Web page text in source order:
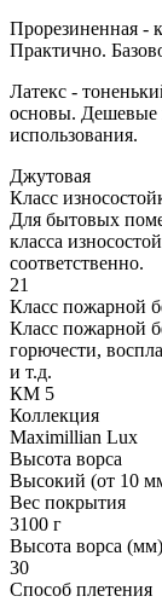
Прорезиненная -
Практично.
Латекс -
основы. Дешевые
использования.
Джутовая
Класс
Для бытовых
класса
соответственно.
21
Класс пожарной
Класс пожарной
горючести,
и т.д.
КМ 5
Коллекция
Maximillian Lux
Высота ворса
Высокий (от 10
Вес покрытия
3100 г
Высота ворса (мм)
30
Способ плетения